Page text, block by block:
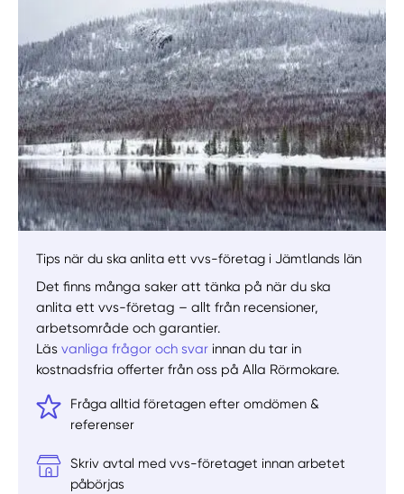
Välj tillvägagångssätt
Tips när du ska anlita ett vvs-företag i Jämtlands län
Det finns många saker att tänka på när du ska
anlita ett vvs-företag – allt från recensioner,
arbetsområde och garantier.
Läsvanliga frågor och svar innan du tar in
kostnadsfria offerter från oss på Alla Rörmokare.
Fråga alltid företagen efter omdömen &
referenser
Skriv avtal med vvs-företaget innan arbetet
påbörjas